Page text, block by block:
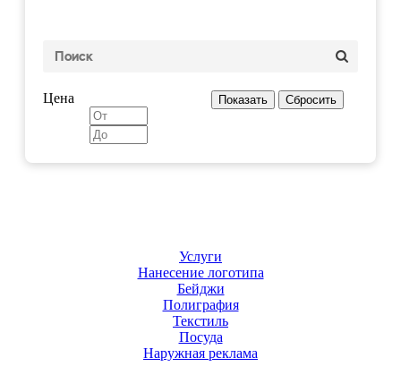
Цена
Услуги
Нанесение логотипа
Бейджи
Полиграфия
Текстиль
Посуда
Наружная реклама